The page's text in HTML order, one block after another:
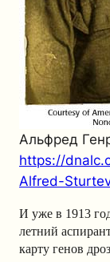
Альфред
https://
Alfred-
И уже в 1913
летний
карту генов